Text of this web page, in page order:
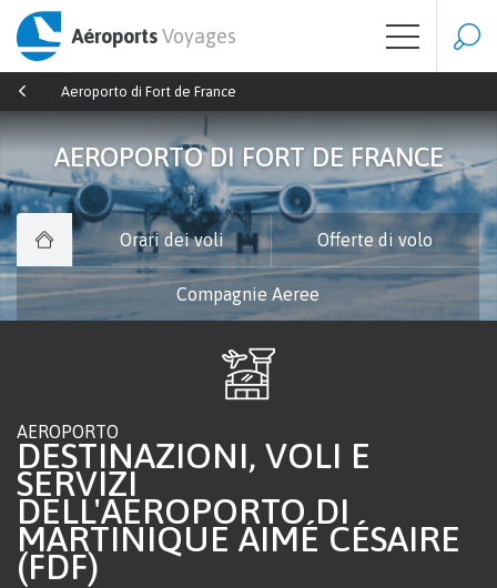
AéroportsVoyages
Aeroporto di Fort de France
AEROPORTO DI FORT DE FRANCE
Orari dei voli Offerte di volo
Compagnie Aeree
AEROPORTO
DESTINAZIONI, VOLI E
SERVIZI
DELL'AEROPORTO DI
MARTINIQUE AIMÉ CÉSAIRE
(FDF)